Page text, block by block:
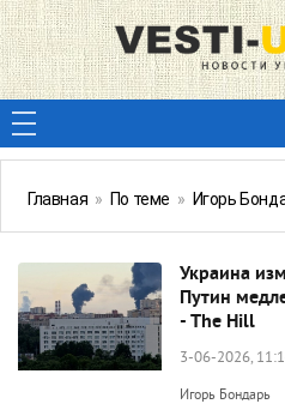
Главная » По теме » Игорь
Украина
Путин
- The Hill
3-06-2026,
Игорь Бондарь